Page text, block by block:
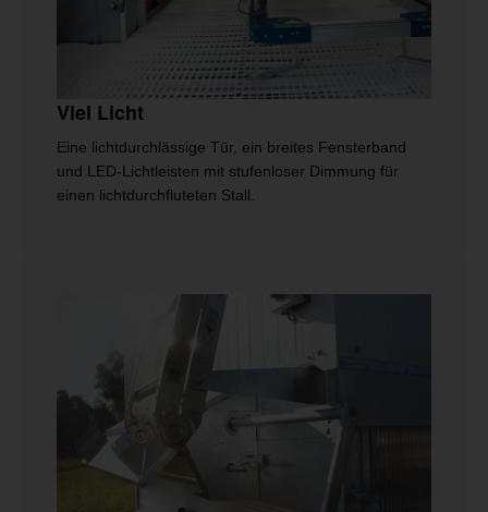
Viel Licht
Eine lichtdurchlässige Tür, ein breites Fensterband
und LED-Lichtleisten mit stufenloser Dimmung für
einen lichtdurchfluteten Stall.